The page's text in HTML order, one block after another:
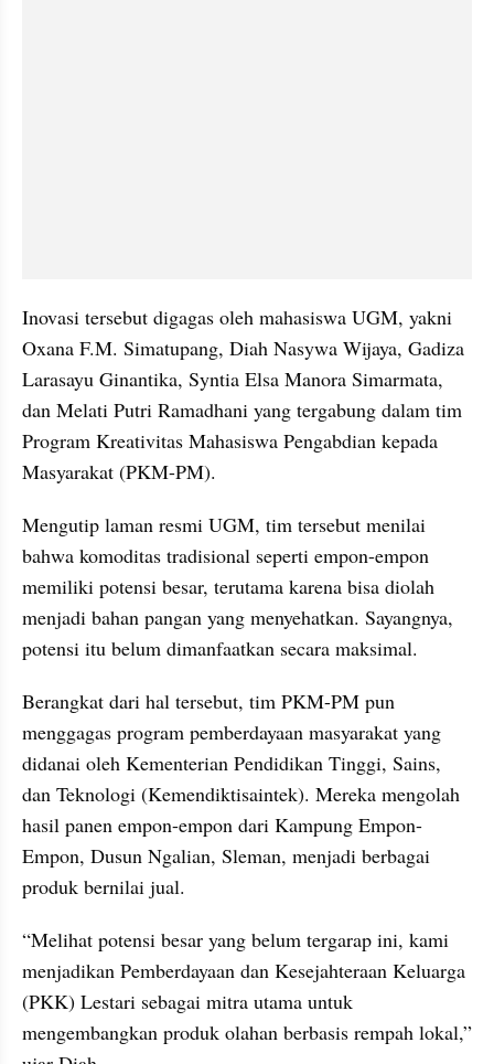
Inovasi tersebut digagas oleh mahasiswa UGM, yakni
Oxana F.M. Simatupang, Diah Nasywa Wijaya, Gadiza
Larasayu Ginantika, Syntia Elsa Manora Simarmata,
dan Melati Putri Ramadhani yang tergabung dalam tim
Program Kreativitas Mahasiswa Pengabdian kepada
Masyarakat (PKM-PM).
Mengutip laman resmi UGM, tim tersebut menilai
bahwa komoditas tradisional seperti empon-empon
memiliki potensi besar, terutama karena bisa diolah
menjadi bahan pangan yang menyehatkan. Sayangnya,
potensi itu belum dimanfaatkan secara maksimal.
Berangkat dari hal tersebut, tim PKM-PM pun
menggagas program pemberdayaan masyarakat yang
didanai oleh Kementerian Pendidikan Tinggi, Sains,
dan Teknologi (Kemendiktisaintek). Mereka mengolah
hasil panen empon-empon dari Kampung Empon-
Empon, Dusun Ngalian, Sleman, menjadi berbagai
produk bernilai jual.
“Melihat potensi besar yang belum tergarap ini, kami
menjadikan Pemberdayaan dan Kesejahteraan Keluarga
(PKK) Lestari sebagai mitra utama untuk
mengembangkan produk olahan berbasis rempah lokal,”